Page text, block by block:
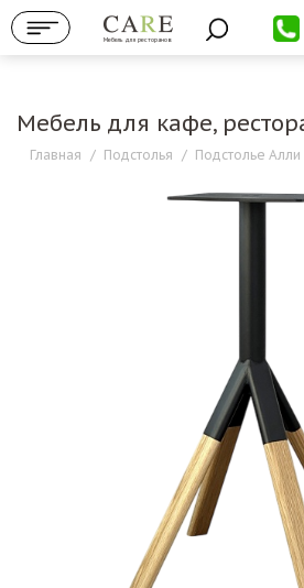
Мебель для ресторанов
Мебель для кафе,
Главная / Подстолья / Подстолье Алли